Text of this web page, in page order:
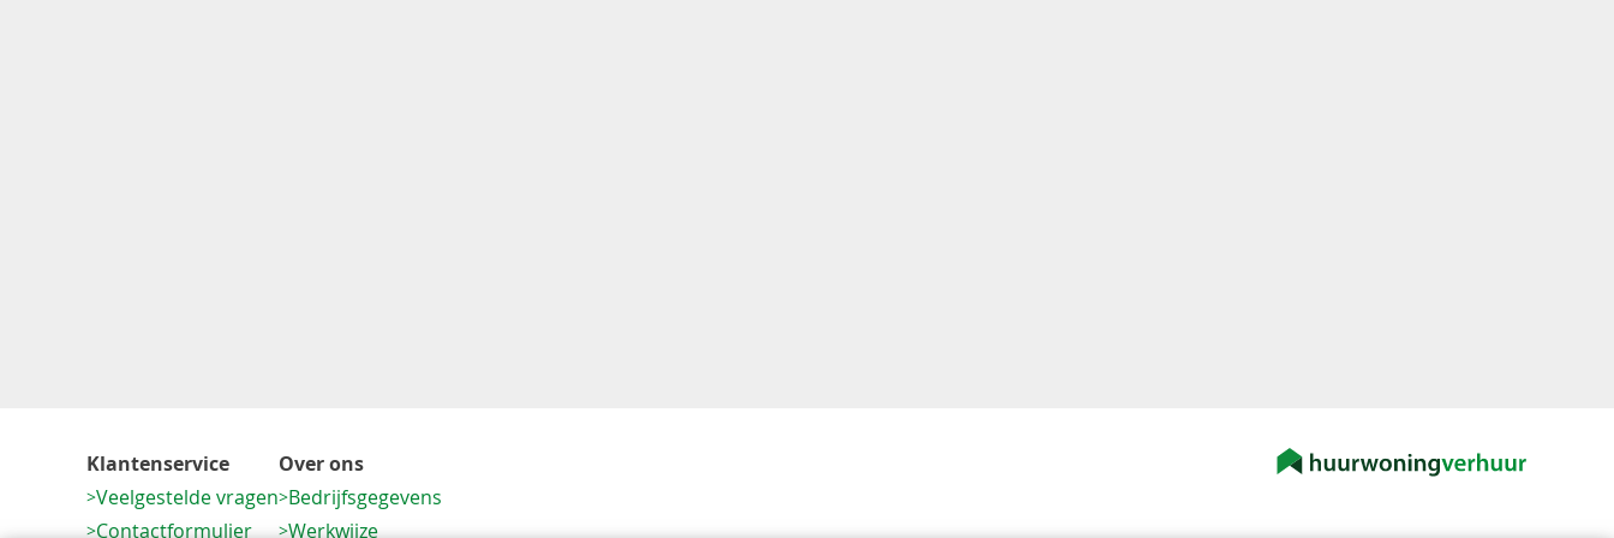
Klantenservice
Veelgestelde vragen
Contactformulier
Over ons
Bedrijfsgegevens
Werkwijze